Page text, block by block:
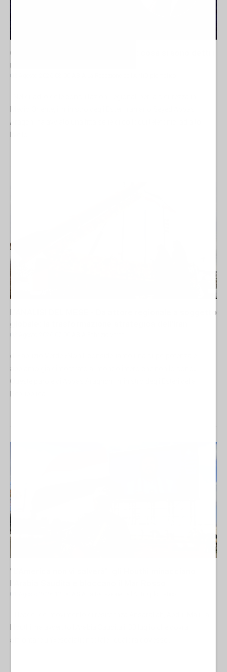
Canale diplomatico resta aperto: cosa si sono detti i
ministri di Iran e Arabia Saudita
03 Agosto 2026 08:00
Araqchi ha avviato una fitta serie di colloqui telefonici ad alto
L'ANALISI DEL MESE - Da attore regionale a soggetto
globale: la trasformazione strategica dell'Iran
03 Agosto 2026 07:00
di Fabrizio Verde «Non li consideriamo una superpotenza e
abbiamo già dimostrato al mondo intero che non lo sono».
Queste parole di Abbas Araghchi, ministro degli Esteri della
Repubblica...
"L'America non vi salverà": gli Houthi minacciano
l'Arabia Saudita e bloccano il Mar Rosso
01 Agosto 2026 12:00
affrontare un'«escalation totale» qualora dovesse...